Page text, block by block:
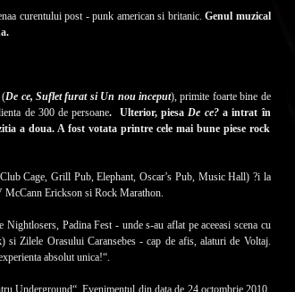
curentului post - punk american si britanic. Genul muzical
(De ce, Suflet furat si Un nou inceput), primite foarte bine de
de 300 de persoane. Ulterior, piesaDe ce?a intrat în
a doua. A fost votata printre cele mai bune piese rock
Cage, Grill Pub, Elephant, Oscar’s Pub, Music Hall) ?i la
McCann Erickson si Rock Marathon.
Padina Fest - unde s-au aflat pe aceeasi scena cu
si Zilele Orasului Caransebes - cap de afis, alaturi de Voltaj.
absolut unica!“.
Underground“. Evenimentul din data de 24 octombrie 2010,